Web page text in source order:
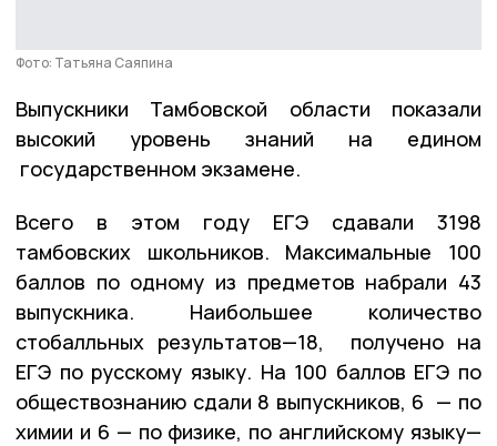
Фото: Татьяна Саяпина
Выпускники Тамбовской области показали
высокий уровень знаний на едином
государственном экзамене.
Всего в этом году ЕГЭ сдавали 3198
тамбовских школьников. Максимальные 100
баллов по одному из предметов набрали 43
выпускника. Наибольшее количество
стобалльных результатов—18, получено на
ЕГЭ по русскому языку. На 100 баллов ЕГЭ по
обществознанию сдали 8 выпускников, 6 — по
химии и 6 — по физике, по английскому языку—